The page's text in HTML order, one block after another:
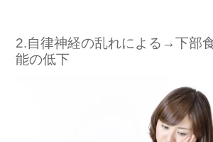
2.自律神経の乱れによる→下部
能の低下